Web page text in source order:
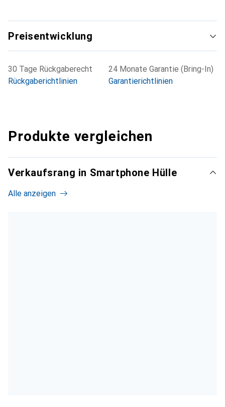
Preisentwicklung
30 Tage Rückgaberecht
Rückgaberichtlinien
24 Monate Garantie (Bring-In)
Garantierichtlinien
Produkte vergleichen
Verkaufsrang in Smartphone Hülle
Alle anzeigen